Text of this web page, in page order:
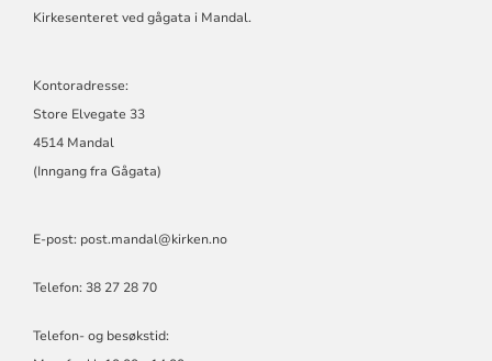
Kirkesenteret ved gågata i Mandal.
Kontoradresse:
Store Elvegate 33
4514 Mandal
(Inngang fra Gågata)
E-post: post.mandal@kirken.no
Telefon: 38 27 28 70
Telefon- og besøkstid: